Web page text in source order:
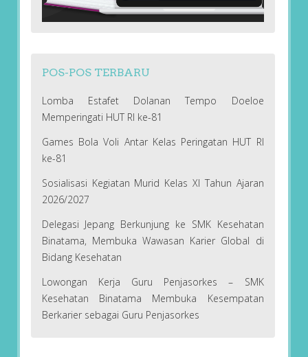
POS-POS TERBARU
Lomba Estafet Dolanan Tempo Doeloe
Memperingati HUT RI ke-81
Games Bola Voli Antar Kelas Peringatan HUT RI
ke-81
Sosialisasi Kegiatan Murid Kelas XI Tahun Ajaran
2026/2027
Delegasi Jepang Berkunjung ke SMK Kesehatan
Binatama, Membuka Wawasan Karier Global di
Bidang Kesehatan
Lowongan Kerja Guru Penjasorkes – SMK
Kesehatan Binatama Membuka Kesempatan
Berkarier sebagai Guru Penjasorkes